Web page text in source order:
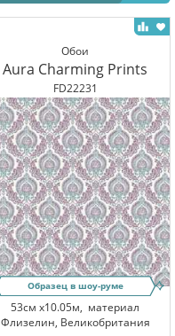
Обои
Aura Charming Prints
FD22231
Образец в шоу-руме
53см x10.05м, материал
Флизелин, Великобритания